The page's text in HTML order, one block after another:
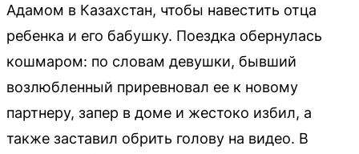
Адамом в Казахстан, чтобы навестить отца
ребенка и его бабушку. Поездка обернулась
кошмаром: по словам девушки, бывший
возлюбленный приревновал ее к новому
партнеру, запер в доме и жестоко избил, а
также заставил обрить голову на видео. В